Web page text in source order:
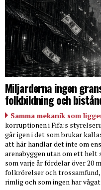
Miljarderna ingen
folkbildning och
Samma mekanik som
korruptionen i Fifa:s
går igen i det som brukar
att här handlar det inte om
arenabyggen utan om ett helt
som varje år fördelar över 20
folkrörelser och trossamfund,
rimlig och som ingen har